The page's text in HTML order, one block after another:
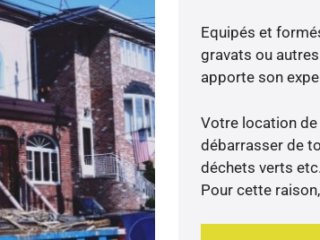
Equipés et
gravats ou
apporte son
Votre location
débarrasser de
déchets verts
Pour cette